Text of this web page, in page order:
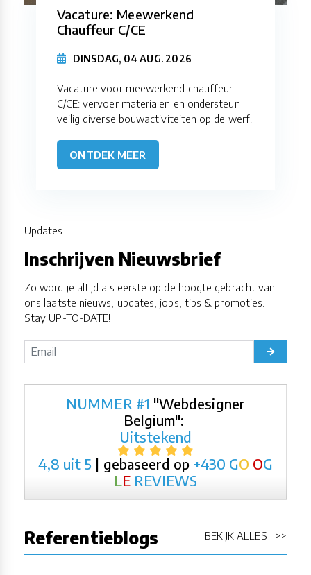
Vacature: Meewerkend
Chauffeur C/CE
DINSDAG, 04 AUG. 2026
Vacature voor meewerkend chauffeur
C/CE: vervoer materialen en ondersteun
veilig diverse bouwactiviteiten op de werf.
ONTDEK MEER
Updates
Inschrijven Nieuwsbrief
Zo word je altijd als eerste op de hoogte gebracht van
ons laatste nieuws, updates, jobs, tips & promoties.
Stay UP-TO-DATE!
NUMMER #1 "Webdesigner
Belgium":
Uitstekend
4,8 uit 5 | gebaseerd op +430 GO OG
LE REVIEWS
Referentieblogs BEKIJK ALLES >>